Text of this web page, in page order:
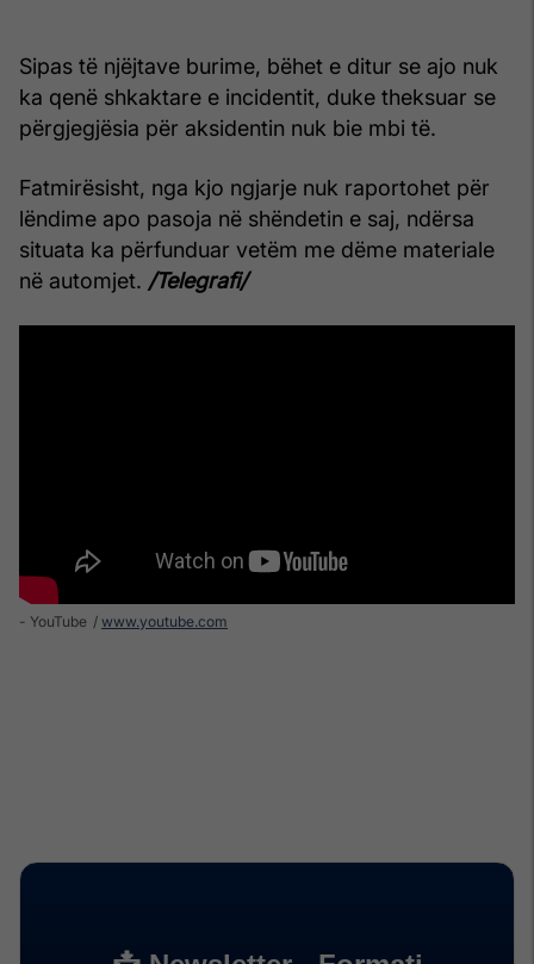
Sipas të njëjtave burime, bëhet e ditur se ajo nuk
ka qenë shkaktare e incidentit, duke theksuar se
përgjegjësia për aksidentin nuk bie mbi të.
Fatmirësisht, nga kjo ngjarje nuk raportohet për
lëndime apo pasoja në shëndetin e saj, ndërsa
situata ka përfunduar vetëm me dëme materiale
në automjet. /Telegrafi/
- YouTube www.youtube.com